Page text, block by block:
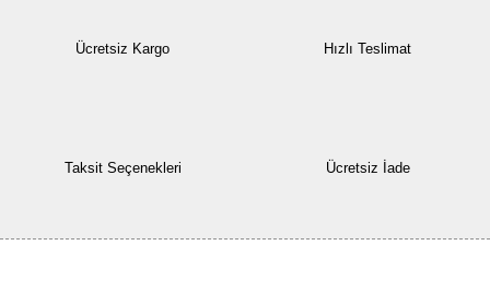
Ücretsiz Kargo Hızlı Teslimat
Taksit Seçenekleri Ücretsiz İade